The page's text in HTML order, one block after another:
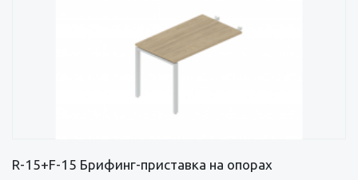
R-15+F-15 Брифинг-приставка на опорах